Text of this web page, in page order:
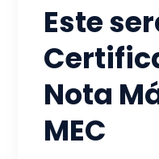
Este
Nota
MEC